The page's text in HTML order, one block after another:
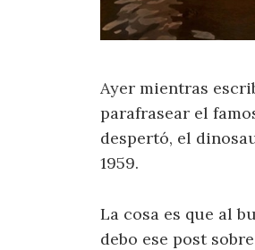
Ayer mientras
parafrasear el
despertó, el
1959.
La cosa es que al
debo ese post